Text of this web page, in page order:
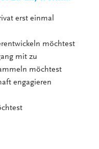
erst einmal
möchtest
mit zu
möchtest
engagieren